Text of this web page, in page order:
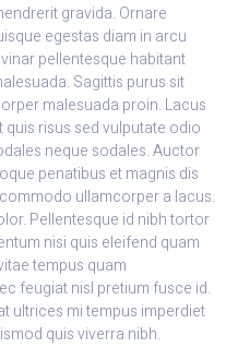
gravida. Ornare
egestas diam in arcu
pellentesque habitant
Sagittis purus sit
malesuada proin. Lacus
risus sed vulputate odio
neque sodales. Auctor
penatibus et magnis dis
ullamcorper a lacus.
Pellentesque id nibh tortor
nisi quis eleifend quam
tempus quam
feugiat nisl pretium fusce id.
ultrices mi tempus imperdiet
quis viverra nibh.